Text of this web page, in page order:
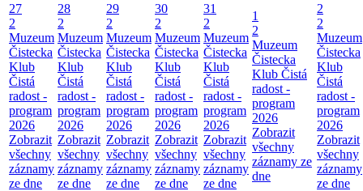
27
2
Muzeum
Čistecka
Klub
Čistá
radost -
program
2026
Zobrazit
všechny
záznamy
ze dne
28
2
Muzeum
Čistecka
Klub
Čistá
radost -
program
2026
Zobrazit
všechny
záznamy
ze dne
29
2
Muzeum
Čistecka
Klub
Čistá
radost -
program
2026
Zobrazit
všechny
záznamy
ze dne
30
2
Muzeum
Čistecka
Klub
Čistá
radost -
program
2026
Zobrazit
všechny
záznamy
ze dne
31
2
Muzeum
Čistecka
Klub
Čistá
radost -
program
2026
Zobrazit
všechny
záznamy
ze dne
1
2
Muzeum
Čistecka
Klub Čistá
radost -
program
2026
Zobrazit
všechny
záznamy ze
dne
2
2
Muzeum
Čistecka
Klub
Čistá
radost -
program
2026
Zobrazit
všechny
záznamy
ze dne